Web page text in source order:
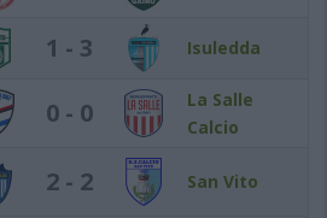
1 - 3 Isuledda
0 - 0
La Salle
Calcio
2 - 2 San Vito